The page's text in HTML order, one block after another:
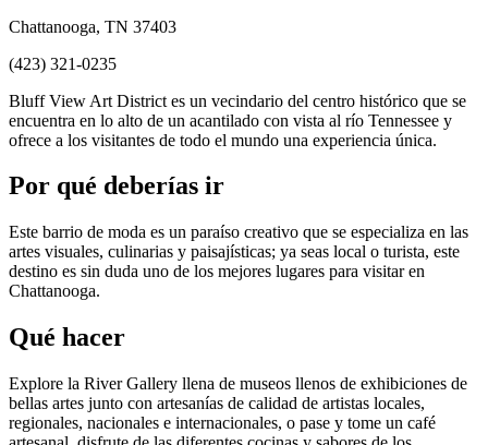
Chattanooga, TN 37403
(423) 321-0235
Bluff View Art District es un vecindario del centro histórico que se
encuentra en lo alto de un acantilado con vista al río Tennessee y
ofrece a los visitantes de todo el mundo una experiencia única.
Por qué deberías ir
Este barrio de moda es un paraíso creativo que se especializa en las
artes visuales, culinarias y paisajísticas; ya seas local o turista, este
destino es sin duda uno de los mejores lugares para visitar en
Chattanooga.
Qué hacer
Explore la River Gallery llena de museos llenos de exhibiciones de
bellas artes junto con artesanías de calidad de artistas locales,
regionales, nacionales e internacionales, o pase y tome un café